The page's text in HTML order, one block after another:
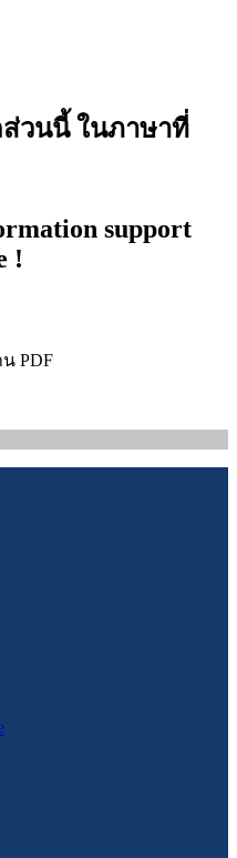
วนนี้ ในภาษาที่
support
!
PDF